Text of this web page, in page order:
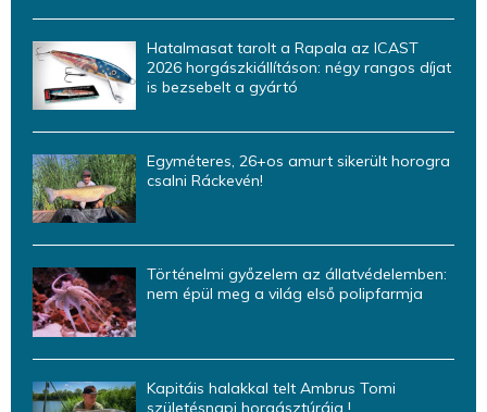
Hatalmasat tarolt a Rapala az ICAST
2026 horgászkiállításon: négy rangos díjat
is bezsebelt a gyártó
Egyméteres, 26+os amurt sikerült horogra
csalni Ráckevén!
Történelmi győzelem az állatvédelemben:
nem épül meg a világ első polipfarmja
Kapitáis halakkal telt Ambrus Tomi
születésnapi horgásztúrája !